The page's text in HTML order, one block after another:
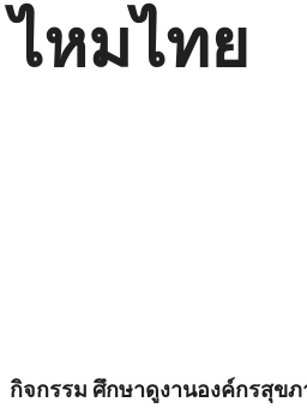
ไหมไทย
กิจกรรม ศึกษาดูงานองค์กรสุขภ